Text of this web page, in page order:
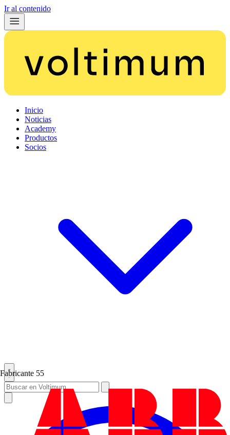
Ir al contenido
Inicio
Noticias
Academy
Productos
Socios
Fabricante 55